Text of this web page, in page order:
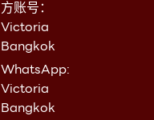
方账号：
Victoria
Bangkok
WhatsApp:
Victoria
Bangkok